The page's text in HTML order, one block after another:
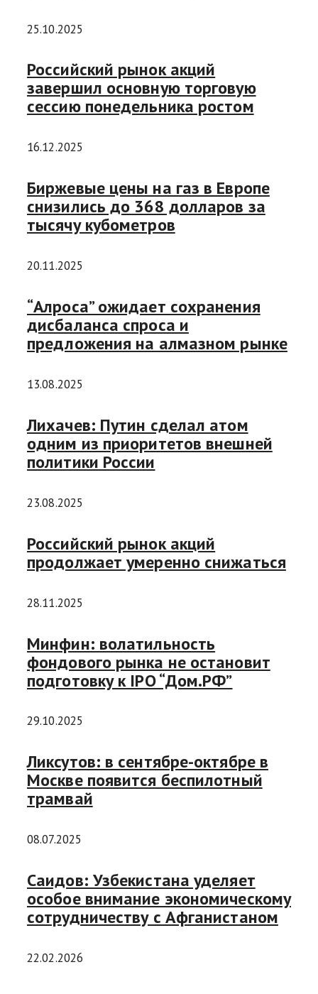
25.10.2025
Российский рынок акций
завершил основную торговую
сессию понедельника ростом
16.12.2025
Биржевые цены на газ в Европе
снизились до 368 долларов за
тысячу кубометров
20.11.2025
“Алроса” ожидает сохранения
дисбаланса спроса и
предложения на алмазном рынке
13.08.2025
Лихачев: Путин сделал атом
одним из приоритетов внешней
политики России
23.08.2025
Российский рынок акций
продолжает умеренно снижаться
28.11.2025
Минфин: волатильность
фондового рынка не остановит
подготовку к IPO “Дом.РФ”
29.10.2025
Ликсутов: в сентябре-октябре в
Москве появится беспилотный
трамвай
08.07.2025
Саидов: Узбекистана уделяет
особое внимание экономическому
сотрудничеству с Афганистаном
22.02.2026